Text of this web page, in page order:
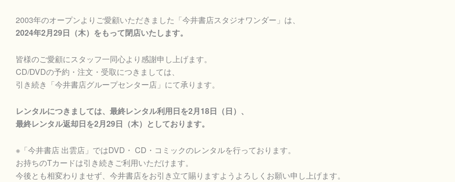
2003年のオープンよりご愛顧いただきました「今井書店スタジオワンダー」は、
2024年2月29日（木）をもって閉店いたします。
皆様のご愛顧にスタッフ一同心より感謝申し上げます。
CD/DVDの予約・注文・受取につきましては、
引き続き「今井書店グループセンター店」にて承ります。
レンタルにつきましては、最終レンタル利用日を2月18日（日）、
最終レンタル返却日を2月29日（木）としております。
※「今井書店 出雲店」ではDVD・ CD・コミックのレンタルを行っております。
お持ちのTカードは引き続きご利用いただけます。
今後とも相変わりませず、今井書店をお引き立て賜りますようよろしくお願い申し上げます。